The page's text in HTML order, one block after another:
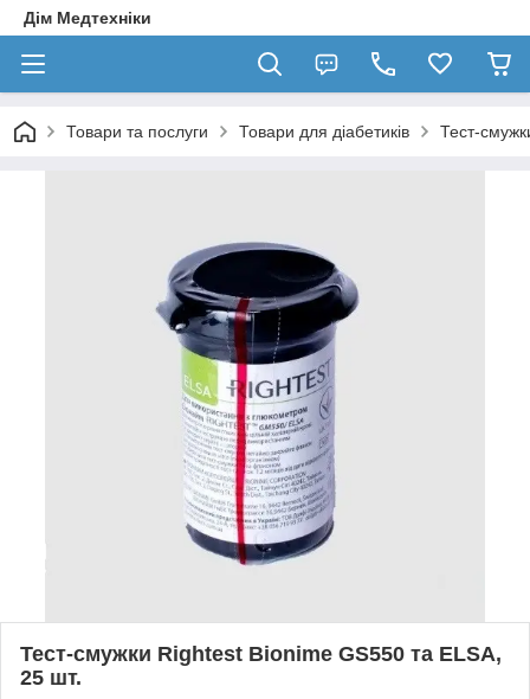
Дім Медтехніки
Товари та послуги Товари для діабетиків Тест-
Тест-смужки Rightest Bionime GS550 та ELSA,
25 шт.